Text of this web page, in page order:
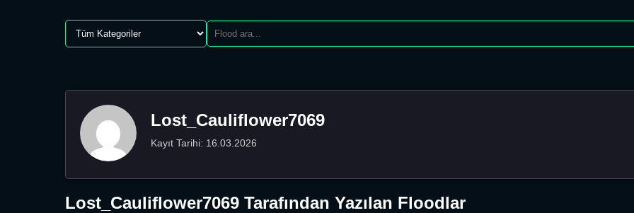
Lost_Cauliflower7069
Kayıt Tarihi: 16.03.2026
Lost_Cauliflower7069 Tarafından Yazılan Floodlar